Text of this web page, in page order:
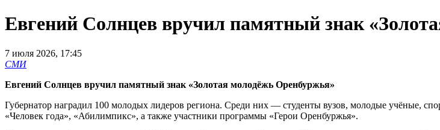
Евгений Солнцев вручил памятный знак
7 июля 2026, 17:45
СМИ
Евгений Солнцев вручил памятный знак «Золотая молодёжь Оренбуржья»
Губернатор наградил 100 молодых лидеров региона. Среди них — студенты вузов, молодые учёные,
«Человек года», «Абилимпикс», а также участники программы «Герои Оренбуржья».